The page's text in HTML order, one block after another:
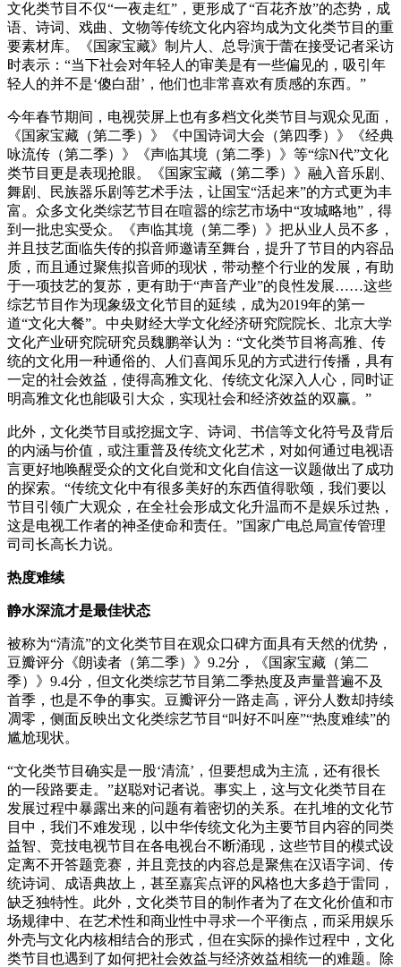
文化类节目不仅“一夜走红”，更形成了“百花齐放”的态势，成
语、诗词、戏曲、文物等传统文化内容均成为文化类节目的重
要素材库。《国家宝藏》制片人、总导演于蕾在接受记者采访
时表示：“当下社会对年轻人的审美是有一些偏见的，吸引年
轻人的并不是‘傻白甜’，他们也非常喜欢有质感的东西。”
今年春节期间，电视荧屏上也有多档文化类节目与观众见面，
《国家宝藏（第二季）》《中国诗词大会（第四季）》《经典
咏流传（第二季）》《声临其境（第二季）》等“综N代”文化
类节目更是表现抢眼。《国家宝藏（第二季）》融入音乐剧、
舞剧、民族器乐剧等艺术手法，让国宝“活起来”的方式更为丰
富。众多文化类综艺节目在喧嚣的综艺市场中“攻城略地”，得
到一批忠实受众。《声临其境（第二季）》把从业人员不多，
并且技艺面临失传的拟音师邀请至舞台，提升了节目的内容品
质，而且通过聚焦拟音师的现状，带动整个行业的发展，有助
于一项技艺的复苏，更有助于“声音产业”的良性发展……这些
综艺节目作为现象级文化节目的延续，成为2019年的第一
道“文化大餐”。中央财经大学文化经济研究院院长、北京大学
文化产业研究院研究员魏鹏举认为：“文化类节目将高雅、传
统的文化用一种通俗的、人们喜闻乐见的方式进行传播，具有
一定的社会效益，使得高雅文化、传统文化深入人心，同时证
明高雅文化也能吸引大众，实现社会和经济效益的双赢。”
此外，文化类节目或挖掘文字、诗词、书信等文化符号及背后
的内涵与价值，或注重普及传统文化艺术，对如何通过电视语
言更好地唤醒受众的文化自觉和文化自信这一议题做出了成功
的探索。“传统文化中有很多美好的东西值得歌颂，我们要以
节目引领广大观众，在全社会形成文化升温而不是娱乐过热，
这是电视工作者的神圣使命和责任。”国家广电总局宣传管理
司司长高长力说。
热度难续
静水深流才是最佳状态
被称为“清流”的文化类节目在观众口碑方面具有天然的优势，
豆瓣评分《朗读者（第二季）》9.2分，《国家宝藏（第二
季）》9.4分，但文化类综艺节目第二季热度及声量普遍不及
首季，也是不争的事实。豆瓣评分一路走高，评分人数却持续
凋零，侧面反映出文化类综艺节目“叫好不叫座”“热度难续”的
尴尬现状。
“文化类节目确实是一股‘清流’，但要想成为主流，还有很长
的一段路要走。”赵聪对记者说。事实上，这与文化类节目在
发展过程中暴露出来的问题有着密切的关系。在扎堆的文化节
目中，我们不难发现，以中华传统文化为主要节目内容的同类
益智、竞技电视节目在各电视台不断涌现，这些节目的模式设
定离不开答题竞赛，并且竞技的内容总是聚焦在汉语字词、传
统诗词、成语典故上，甚至嘉宾点评的风格也大多趋于雷同，
缺乏独特性。此外，文化类节目的制作者为了在文化价值和市
场规律中、在艺术性和商业性中寻求一个平衡点，而采用娱乐
外壳与文化内核相结合的形式，但在实际的操作过程中，文化
类节目也遇到了如何把社会效益与经济效益相统一的难题。除